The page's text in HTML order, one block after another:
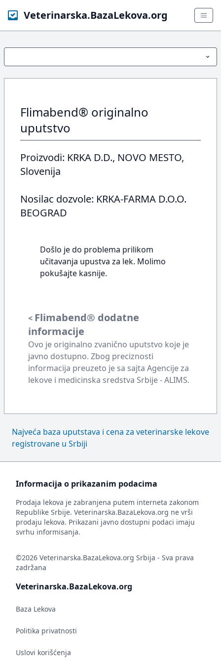
Veterinarska.BazaLekova.org
Flimabend® originalno
uputstvo
Proizvodi: KRKA D.D., NOVO MESTO,
Slovenija
Nosilac dozvole: KRKA-FARMA D.O.O.
BEOGRAD
Došlo je do problema prilikom
učitavanja upustva za lek. Molimo
pokušajte kasnije.
< Flimabend® dodatne
informacije
Ovo je originalno zvanično uputstvo koje je
javno dostupno. Zbog preciznosti
informacija preuzeto je sa sajta Agencije za
lekove i medicinska sredstva Srbije - ALIMS.
Najveća baza uputstava i cena za veterinarske lekove
registrovane u Srbiji
Informacija o prikazanim podacima
Prodaja lekova je zabranjena putem interneta zakonom
Republike Srbije. Veterinarska.BazaLekova.org ne vrši
prodaju lekova. Prikazani javno dostupni podaci imaju
svrhu informisanja.
©2026 Veterinarska.BazaLekova.org Srbija - Sva prava
zadržana
Veterinarska.BazaLekova.org
Baza Lekova
Politika privatnosti
Uslovi korišćenja